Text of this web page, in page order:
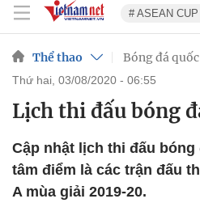
# ASEAN
Thể thao Bóng đá
thứ hai, 03/08/2020 - 06:55
Lịch thi đấu bóng
Cập nhật lịch thi đấu bóng
tâm điểm là các trận đấu
A mùa giải 2019-20.